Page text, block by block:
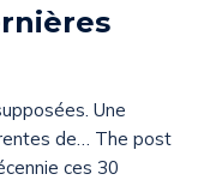
Une
de… The post
ces 30